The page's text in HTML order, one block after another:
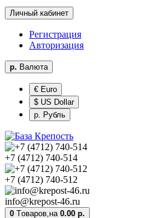
Личный кабинет
Регистрация
Авторизация
р. Валюта
€ Euro
$ US Dollar
р. Рубль
+7 (4712) 740-514
+7 (4712) 740-512
info@krepost-46.ru
0 Tоваров, на 0.00 р.